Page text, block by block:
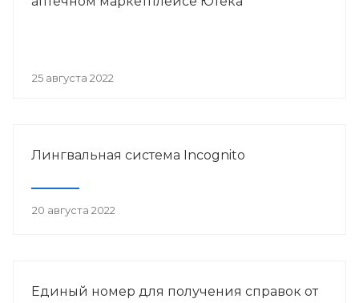
25 августа 2022
Лингвальная система Incognito
20 августа 2022
Единый номер для получения справок от